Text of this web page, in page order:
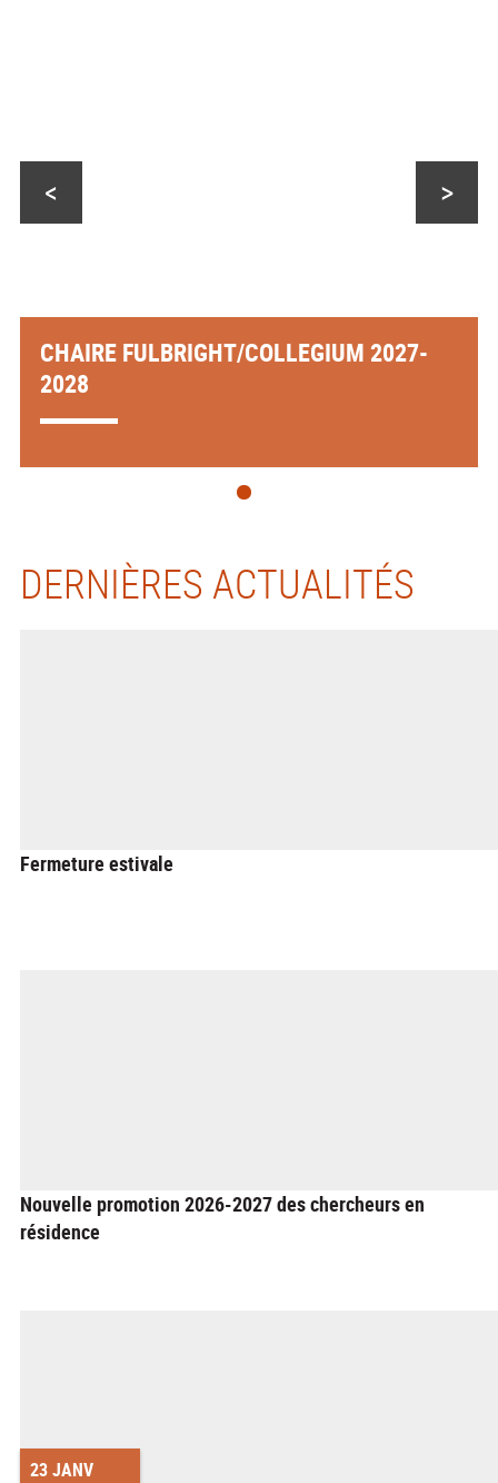
CHAIRE FULBRIGHT/COLLEGIUM 2027-
2028
< >
DERNIÈRES ACTUALITÉS
Fermeture estivale
Nouvelle promotion 2026-2027 des chercheurs en
résidence
23 JANV